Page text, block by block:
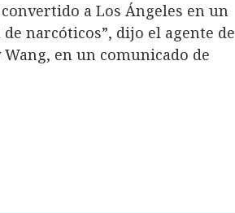
a Los Ángeles en un
narcóticos”, dijo el agente de
en un comunicado de